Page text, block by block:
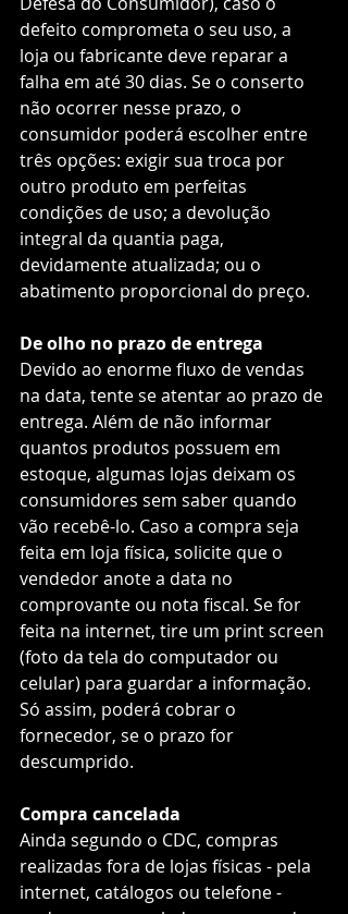
defeito comprometa o seu uso, a
loja ou fabricante deve reparar a
falha em até 30 dias. Se o conserto
não ocorrer nesse prazo, o
consumidor poderá escolher entre
três opções: exigir sua troca por
outro produto em perfeitas
condições de uso; a devolução
integral da quantia paga,
devidamente atualizada; ou o
abatimento proporcional do preço.
De olho no prazo de entrega
Devido ao enorme fluxo de vendas
na data, tente se atentar ao prazo de
entrega. Além de não informar
quantos produtos possuem em
estoque, algumas lojas deixam os
consumidores sem saber quando
vão recebê-lo. Caso a compra seja
feita em loja física, solicite que o
vendedor anote a data no
comprovante ou nota fiscal. Se for
feita na internet, tire um print screen
(foto da tela do computador ou
celular) para guardar a informação.
Só assim, poderá cobrar o
fornecedor, se o prazo for
descumprido.
Compra cancelada
Ainda segundo o CDC, compras
realizadas fora de lojas físicas - pela
internet, catálogos ou telefone -